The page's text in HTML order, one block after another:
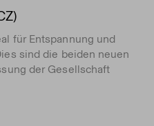
für Entspannung und
sind die beiden neuen
der Gesellschaft